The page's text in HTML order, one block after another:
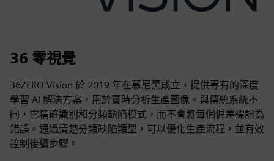
36 零視覺
36ZERO Vision 於 2019 年在慕尼黑成立，提供專有的深度
學習 AI 解決方案，用於實時分析生產圖像。與傳統系統不
同，它精確識別和分類缺陷模式，而不會將每個偏差標記為
錯誤。通過清楚分類缺陷類型，可以優化生產流程，並有效
控制後續步驟。